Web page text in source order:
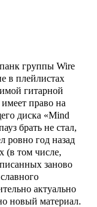
группы Wire
в плейлистах
гитарной
право на
диска «Mind
брать не стал,
ровно год назад
(в том числе,
заново
актуально
новый материал.